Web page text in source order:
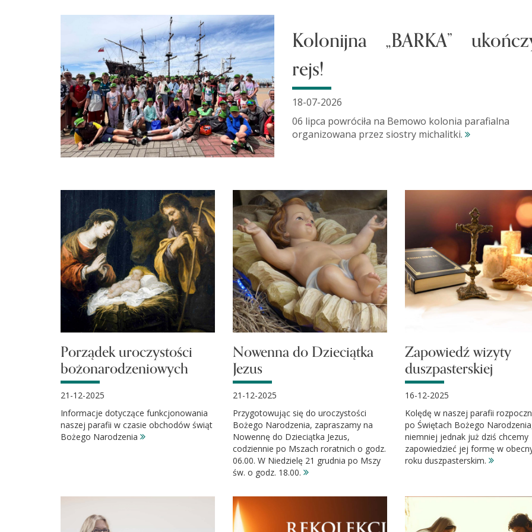
Kolonijna „BARKA”
rejs!
18-07-2026
06 lipca powróciła na Bemowo kolonia parafialna
organizowana przez siostry michalitki.
Porządek uroczystości
bożonarodzeniowych
21-12-2025
Informacje dotyczące funkcjonowania
naszej parafii w czasie obchodów świąt
Bożego Narodzenia
Nowenna do Dzieciątka
Jezus
21-12-2025
Przygotowując się do uroczystości
Bożego Narodzenia, zapraszamy na
Nowennę do Dzieciątka Jezus,
codziennie po Mszach roratnich o godz.
06.00. W Niedzielę 21 grudnia po Mszy
św. o godz. 18.00.
Zapowiedź wizyty
duszpasterskiej
16-12-2025
Kolędę w naszej parafii
po Świętach Bożego
niemniej jednak już dziś chcemy
zapowiedzieć jej formę w
roku duszpasterskim.